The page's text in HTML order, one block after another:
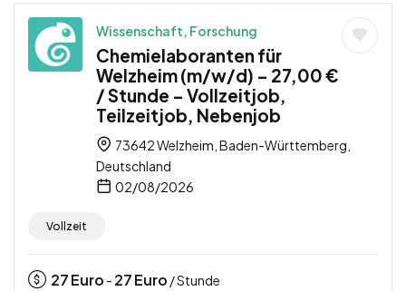
Wissenschaft, Forschung
Chemielaboranten für
Welzheim (m/w/d) – 27,00 €
/ Stunde – Vollzeitjob,
Teilzeitjob, Nebenjob
73642 Welzheim, Baden-Württemberg,
Deutschland
02/08/2026
Vollzeit
27Euro - 27Euro / Stunde